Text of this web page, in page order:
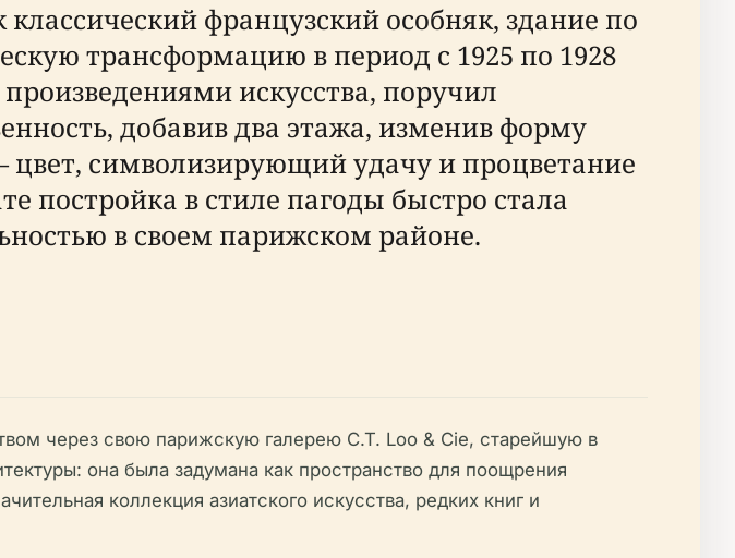
французский особняк, здание по
трансформацию в период с 1925 по 1928
искусства, поручил
добавив два этажа, изменив форму
символизирующий удачу и процветание
постройка в стиле пагоды быстро стала
в своем парижском районе.
через свою парижскую галерею C.T. Loo & Cie, старейшую в
она была задумана как пространство для поощрения
коллекция азиатского искусства, редких книг и